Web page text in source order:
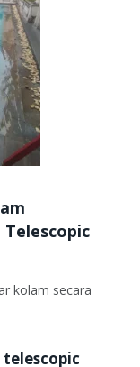
Telescopic
kolam secara